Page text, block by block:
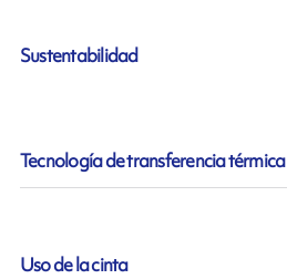
Sustentabilidad
Tecnología de transferencia térmica
Uso de la cinta